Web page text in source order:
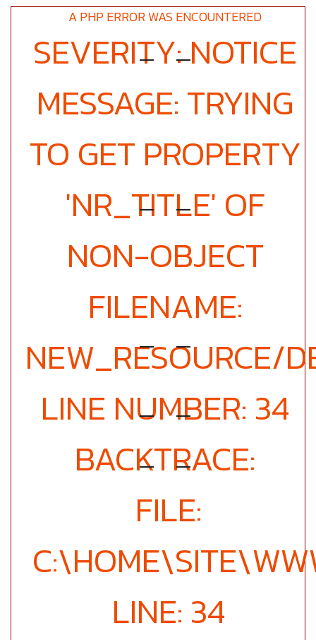
A PHP ERROR WAS ENCOUNTERED
SEVERITY: NOTICE
MESSAGE: TRYING
TO GET PROPERTY
'NR_TITLE' OF
NON-OBJECT
FILENAME:
NEW_RESOURCE/
LINE NUMBER: 34
BACKTRACE:
FILE:
LINE: 34